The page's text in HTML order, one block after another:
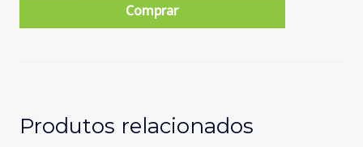
Superbock
Comprar
Produtos relacionados